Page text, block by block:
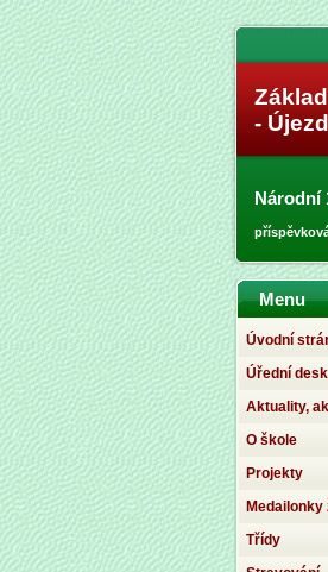
- Újezd
Národní
Menu
Úvodní
Úřední
Aktuality,
O škole
Projekty
Medailonky
Třídy